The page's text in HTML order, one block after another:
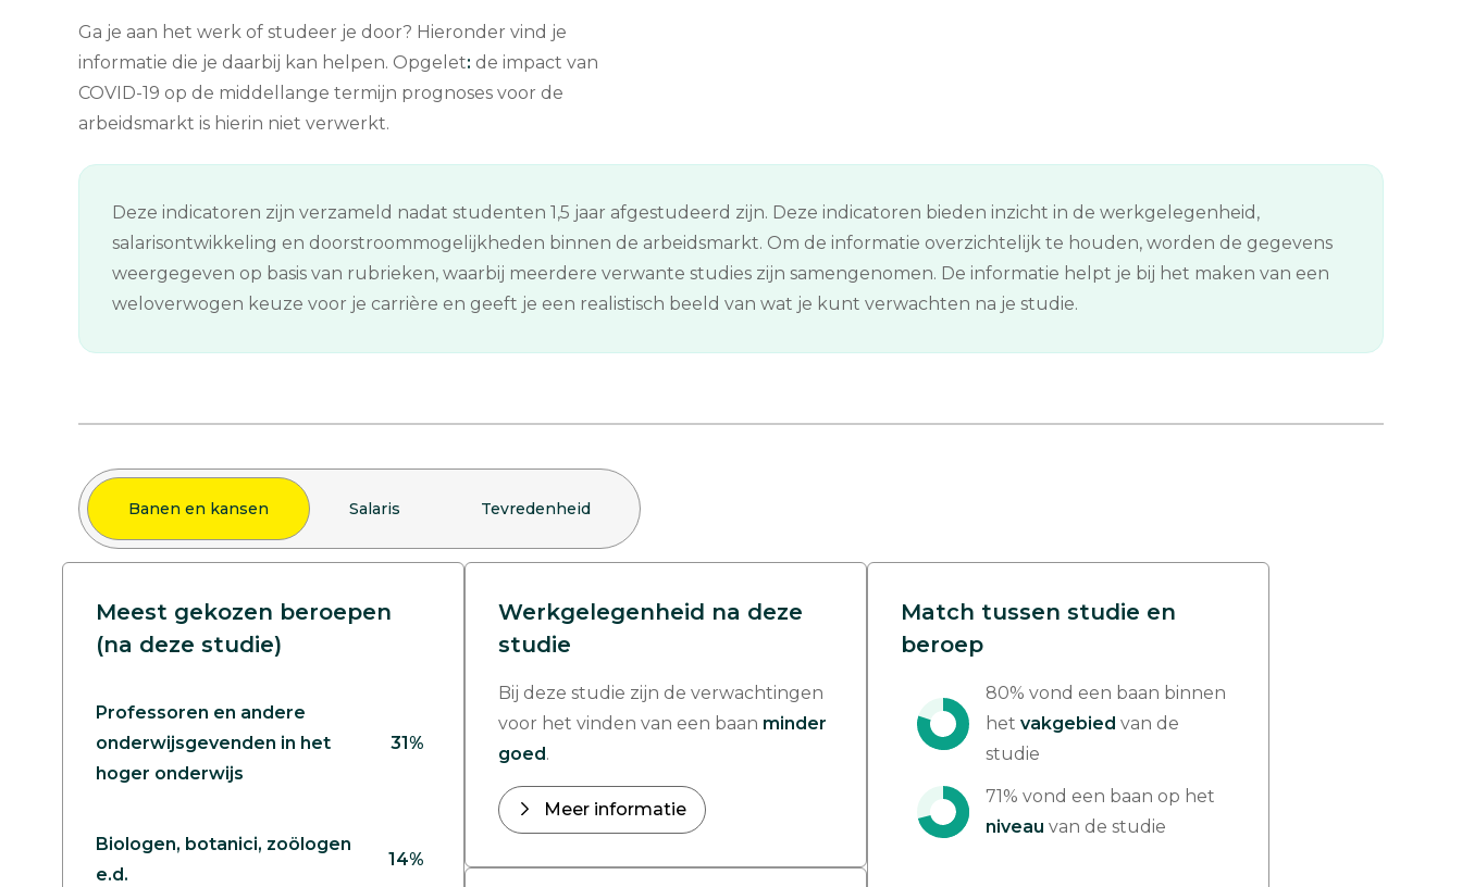
Ga je aan het werk of studeer je door? Hieronder vind je
informatie die je daarbij kan helpen. Opgelet: de impact van
COVID-19 op de middellange termijn prognoses voor de
arbeidsmarkt is hierin niet verwerkt.
Deze indicatoren zijn verzameld nadat studenten 1,5 jaar afgestudeerd zijn. Deze indicatoren bieden inzicht in de werkgelegenheid,
salarisontwikkeling en doorstroommogelijkheden binnen de arbeidsmarkt. Om de informatie overzichtelijk te houden, worden de gegevens
weergegeven op basis van rubrieken, waarbij meerdere verwante studies zijn samengenomen. De informatie helpt je bij het maken van een
weloverwogen keuze voor je carrière en geeft je een realistisch beeld van wat je kunt verwachten na je studie.
Banen en kansen Salaris Tevredenheid
Meest gekozen beroepen
(na deze studie)
Professoren en andere
onderwijsgevenden in het
hoger onderwijs
31%
Biologen, botanici, zoölogen
e.d.
14%
Werkgelegenheid na deze
studie
Bij deze studie zijn de verwachtingen
voor het vinden van een baan minder
goed.
Meer informatie
Match tussen studie en
beroep
80% vond een baan binnen
het vakgebied van de
studie
71% vond een baan op het
niveau van de studie